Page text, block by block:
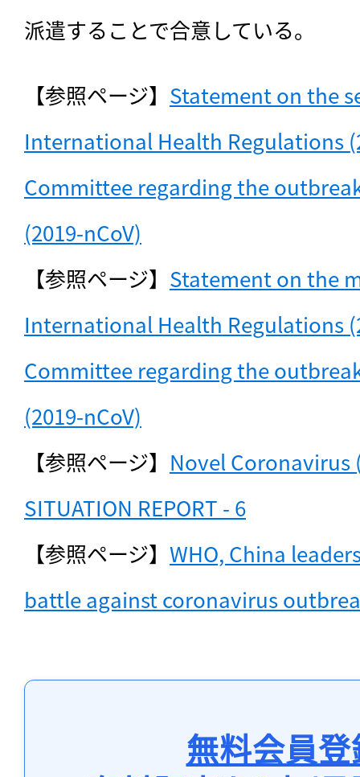
派遣することで合意している。
【参照ページ】 Statement on the
International Health Regulations
Committee regarding the
(2019-nCoV)
【参照ページ】 Statement on the
International Health Regulations
Committee regarding the
(2019-nCoV)
【参照ページ】 Novel Coronavirus
SITUATION REPORT - 6
【参照ページ】 WHO, China
battle against coronavirus
無料会員